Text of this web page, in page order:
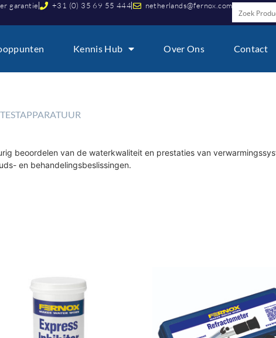
garantie +31 (0) 35 69 55 444 netherlands@fernox.com
Kennis Hub Over Ons Contact
beoordelen van de waterkwaliteit en prestaties van
en behandelingsbeslissingen.